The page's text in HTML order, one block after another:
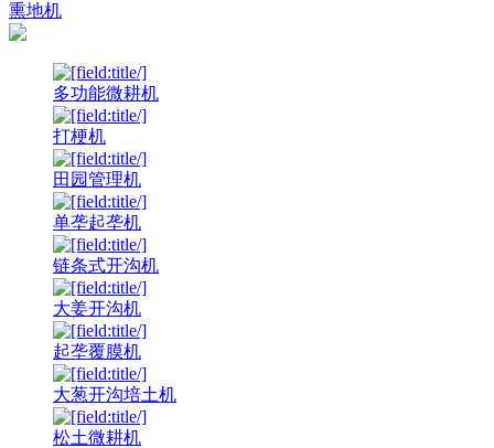
熏地机
多功能微耕机
打梗机
田园管理机
单垄起垄机
链条式开沟机
大姜开沟机
起垄覆膜机
大葱开沟培土机
松土微耕机